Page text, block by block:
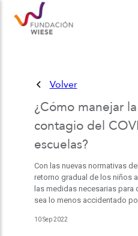
Volver
¿Cómo manejar
contagio del
escuelas?
Con las nuevas normativas
retorno gradual de los niños
las medidas necesarias para
sea lo menos accidentado
10 Sep 2022